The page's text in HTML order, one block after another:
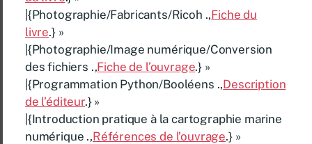
|{Photographie/Fabricants/Ricoh .,Fiche du
livre.} »
|{Photographie/Image numérique/Conversion
des fichiers .,Fiche de l’ouvrage.} »
|{Programmation Python/Booléens .,Description
de l’éditeur.} »
|{Introduction pratique à la cartographie marine
numérique .,Références de l’ouvrage.} »